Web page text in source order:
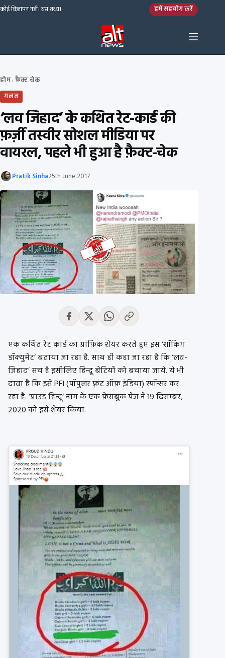
Skip to content
कोई विज्ञापन नहीं। बस तथ्य। हमें सहयोग करें
होम› फ़ैक्ट चेक
ग़लत
‘लव जिहाद’ के कथित रेट-कार्ड की
फ़र्ज़ी तस्वीर सोशल मीडिया पर
वायरल, पहले भी हुआ है फ़ैक्ट-चेक
Pratik Sinha25th June 2017
एक कथित रेट कार्ड का ग्राफ़िक शेयर करते हुए इस ‘शॉकिंग
डॉक्युमेंट’ बताया जा रहा है. साथ ही कहा जा रहा है कि ‘लव-
जिहाद’ सच है इसीलिए हिन्दू बेटियों को बचाया जाये. ये भी
दावा है कि इसे PFI (पॉपुलर फ़्रंट ऑफ़ इंडिया) स्पॉन्सर कर
रहा है. ‘प्राउड हिन्दू‘ नाम के एक फ़ेसबुक पेज ने 19 दिसम्बर,
2020 को इसे शेयर किया.